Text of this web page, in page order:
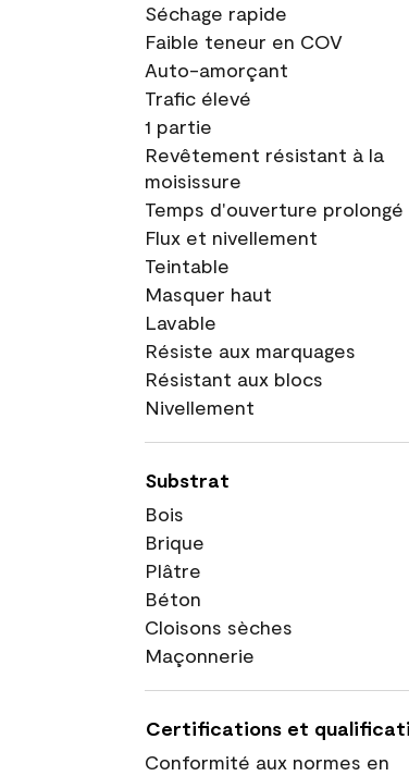
Séchage rapide
Faible teneur en COV
Auto-amorçant
Trafic élevé
1 partie
Revêtement résistant à la
moisissure
Temps d'ouverture prolongé
Flux et nivellement
Teintable
Masquer haut
Lavable
Résiste aux marquages
Résistant aux blocs
Nivellement
Substrat
Bois
Brique
Plâtre
Béton
Cloisons sèches
Maçonnerie
Certifications et
Conformité aux normes en